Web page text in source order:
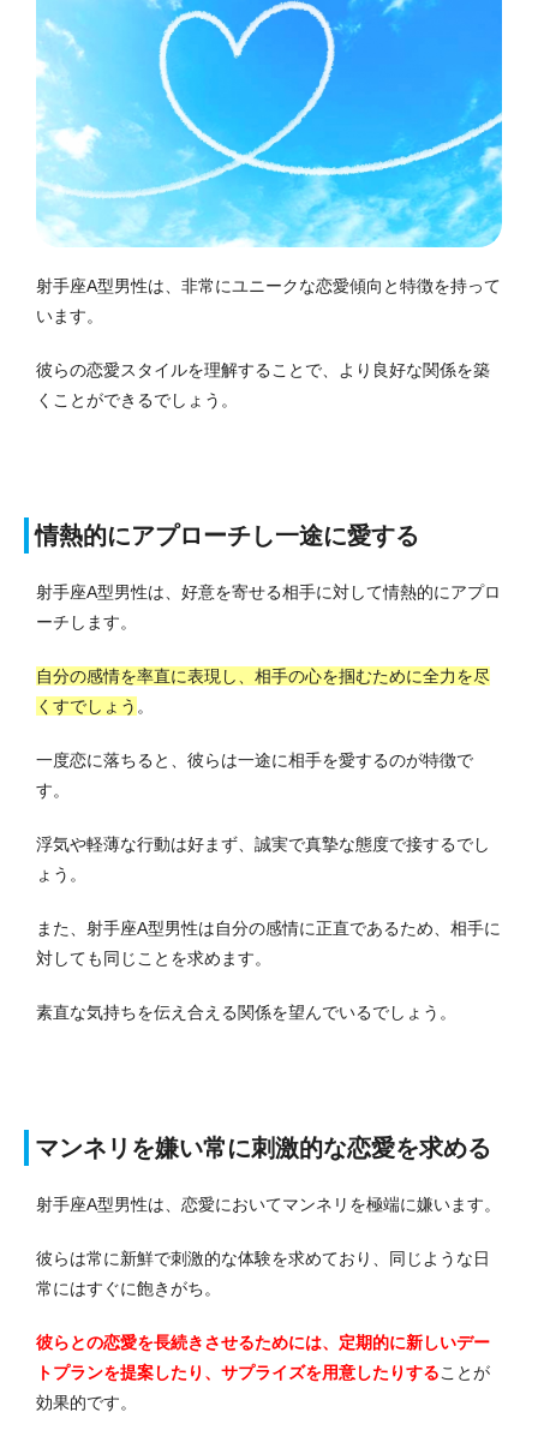
射手座A型男性は、非常にユニークな恋愛傾向と特徴を持って
います。
彼らの恋愛スタイルを理解することで、より良好な関係を築
くことができるでしょう。
情熱的にアプローチし一途に愛する
射手座A型男性は、好意を寄せる相手に対して情熱的にアプロ
ーチします。
自分の感情を率直に表現し、相手の心を掴むために全力を尽
くすでしょう 。
一度恋に落ちると、彼らは一途に相手を愛するのが特徴で
す。
浮気や軽薄な行動は好まず、誠実で真摯な態度で接するでし
ょう。
また、射手座A型男性は自分の感情に正直であるため、相手に
対しても同じことを求めます。
素直な気持ちを伝え合える関係を望んでいるでしょう。
マンネリを嫌い常に刺激的な恋愛を求める
射手座A型男性は、恋愛においてマンネリを極端に嫌います。
彼らは常に新鮮で刺激的な体験を求めており、同じような日
常にはすぐに飽きがち。
彼らとの恋愛を長続きさせるためには、定期的に新しいデー
トプランを提案したり、サプライズを用意したりすることが
効果的です。